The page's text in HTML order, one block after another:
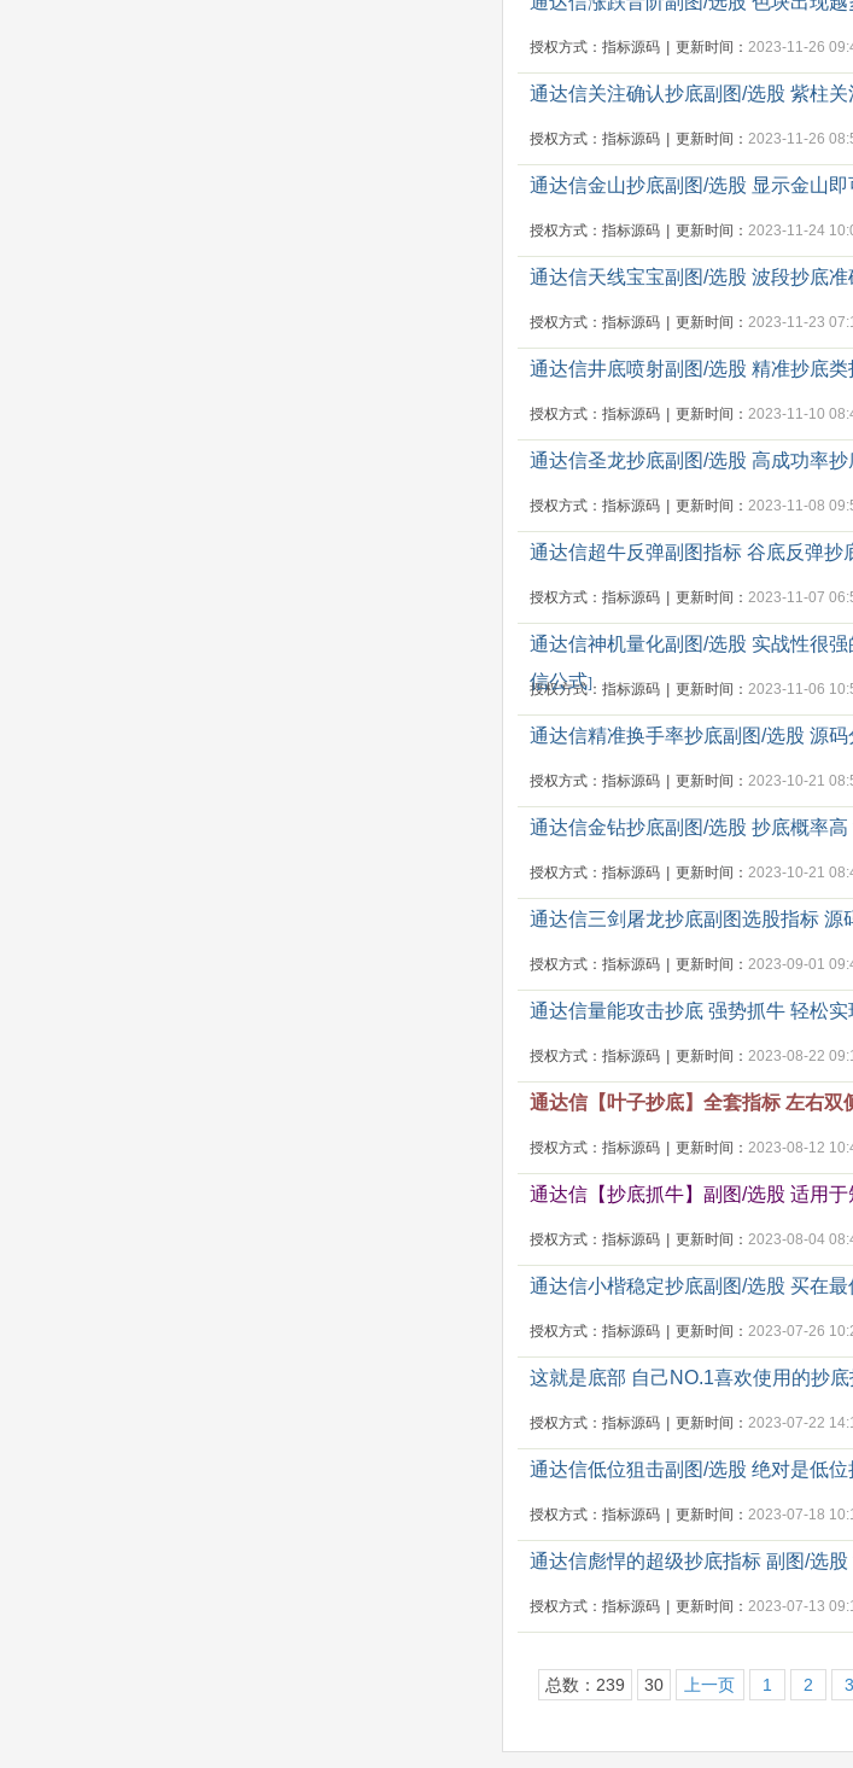
授权方式：指标源码 更新时间： 2023-11-26
通达信关注确认抄底副图/选股 紫柱
授权方式：指标源码 更新时间： 2023-11-26
通达信金山抄底副图/选股 显示金山
授权方式：指标源码 更新时间： 2023-11-24
通达信天线宝宝副图/选股 波段抄底
授权方式：指标源码 更新时间： 2023-11-23
通达信井底喷射副图/选股 精准抄底类
授权方式：指标源码 更新时间： 2023-11-10
通达信圣龙抄底副图/选股 高成功率抄
授权方式：指标源码 更新时间： 2023-11-08
通达信超牛反弹副图指标 谷底反弹抄
授权方式：指标源码 更新时间： 2023-11-07
通达信神机量化副图/选股 实战性很
信公式]
授权方式：指标源码 更新时间： 2023-11-06
通达信精准换手率抄底副图/选股 源码
授权方式：指标源码 更新时间： 2023-10-21
通达信金钻抄底副图/选股 抄底概率高
授权方式：指标源码 更新时间： 2023-10-21
通达信三剑屠龙抄底副图选股指标 源
授权方式：指标源码 更新时间： 2023-09-01
通达信量能攻击抄底 强势抓牛 轻松
授权方式：指标源码 更新时间： 2023-08-22
通达信【叶子抄底】全套指标 左右双
授权方式：指标源码 更新时间： 2023-08-12
通达信【抄底抓牛】副图/选股 适用
授权方式：指标源码 更新时间： 2023-08-04
通达信小楷稳定抄底副图/选股 买在
授权方式：指标源码 更新时间： 2023-07-26
这就是底部 自己NO.1喜欢使用的抄底
授权方式：指标源码 更新时间： 2023-07-22
通达信低位狙击副图/选股 绝对是低
授权方式：指标源码 更新时间： 2023-07-18
通达信彪悍的超级抄底指标 副图/选股
授权方式：指标源码 更新时间： 2023-07-13
总数：239 30 上一页 1 2 3